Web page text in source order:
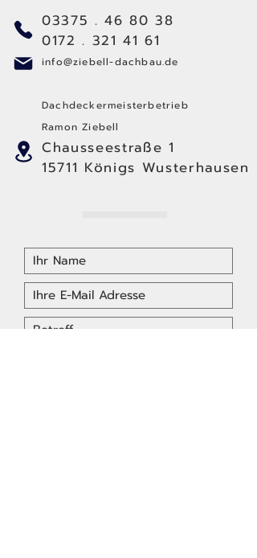
03375 . 46 80 38
0172 . 321 41 61
info@ziebell-dachbau.de
Dachdeckermeisterbetrieb
Ramon Ziebell
Chausseestraße 1
15711 Königs Wusterhausen